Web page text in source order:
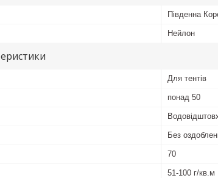
Південна
Нейлон
Для тентів
понад 50
Без
70
51-100 г/кв.м